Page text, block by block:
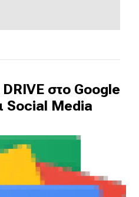
στο Google
Social Media